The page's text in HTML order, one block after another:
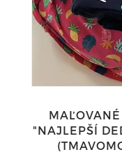
"NAJLEPŠÍ